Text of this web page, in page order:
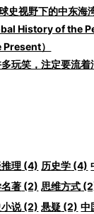
史视野下的中东
History of the
）
玩笑，注定要流着
理 (4) 历史学 (4)
著 (2) 思维方式
说(2) 悬疑 (2) 中